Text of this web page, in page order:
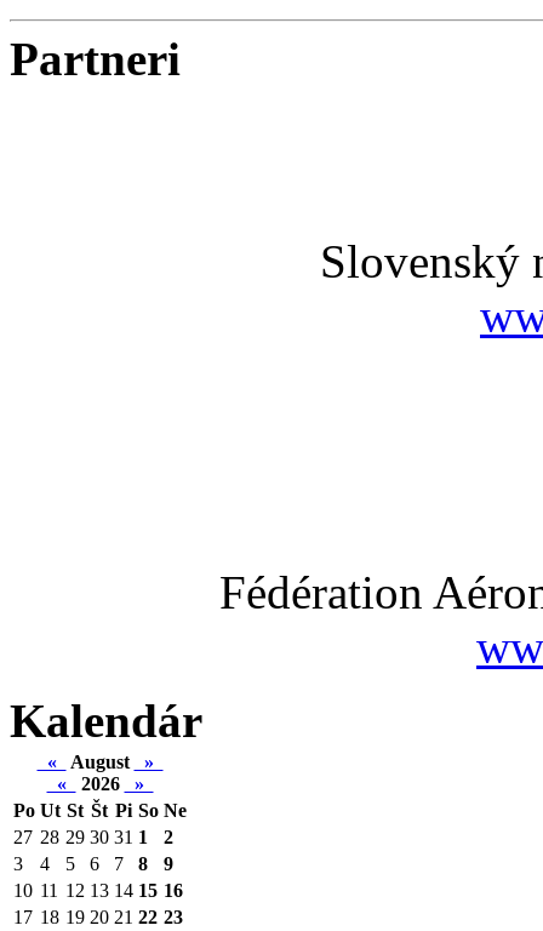
Partneri
Slovenský
Fédération
Kalendár
« August
»
«
2026
»
Po Ut St Št Pi So Ne
27 28 29 30 31 1
2
3
4 5 6 7 8
9
10 11 12 13 14 15 16
17 18 19 20 21 22 23